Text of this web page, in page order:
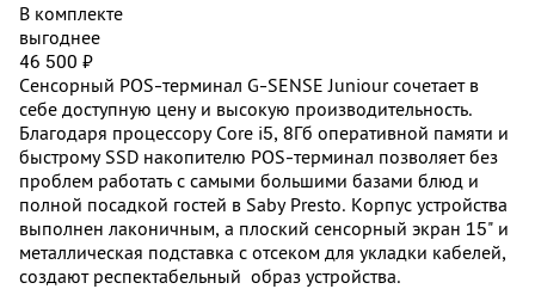
В комплекте
выгоднее
46 500 ₽
Сенсорный POS-терминал G-SENSE Juniour сочетает в
себе доступную цену и высокую производительность.
Благодаря процессору Core i5, 8Гб оперативной памяти и
быстрому SSD накопителю POS-терминал позволяет без
проблем работать с самыми большими базами блюд и
полной посадкой гостей в Saby Presto. Корпус устройства
выполнен лаконичным, а плоский сенсорный экран 15" и
металлическая подставка с отсеком для укладки кабелей,
создают респектабельный образ устройства.